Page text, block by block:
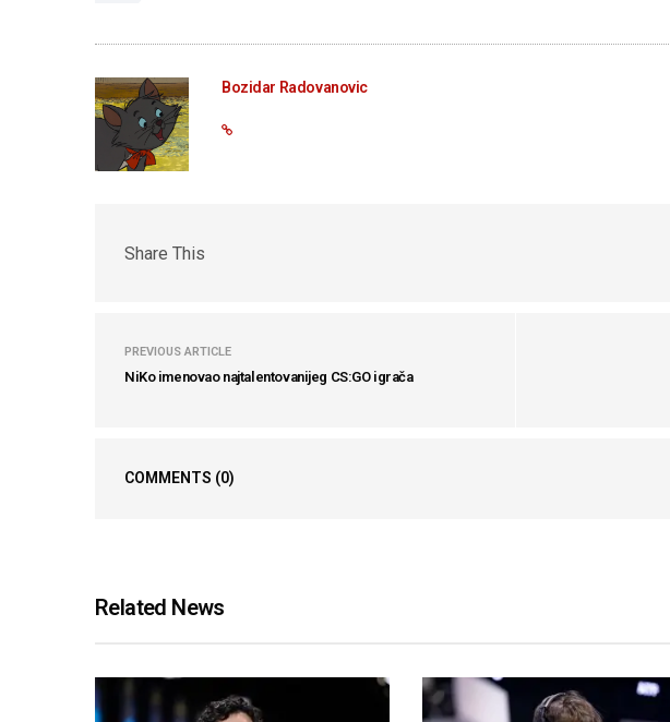
Bozidar Radovanovic
Share This
PREVIOUS ARTICLE
NiKo imenovao najtalentovanijeg CS:GO igrača
COMMENTS (0)
Related News